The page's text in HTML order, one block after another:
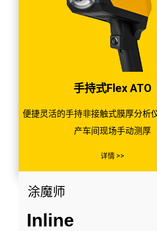
手持式Flex ATO
便捷灵活的手持非接触式膜厚分析
产车间现场手动测厚
详情 >>
涂魔师
Inline